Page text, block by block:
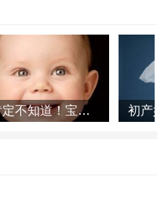
你肯定不知道！宝宝长牙还有这秘密